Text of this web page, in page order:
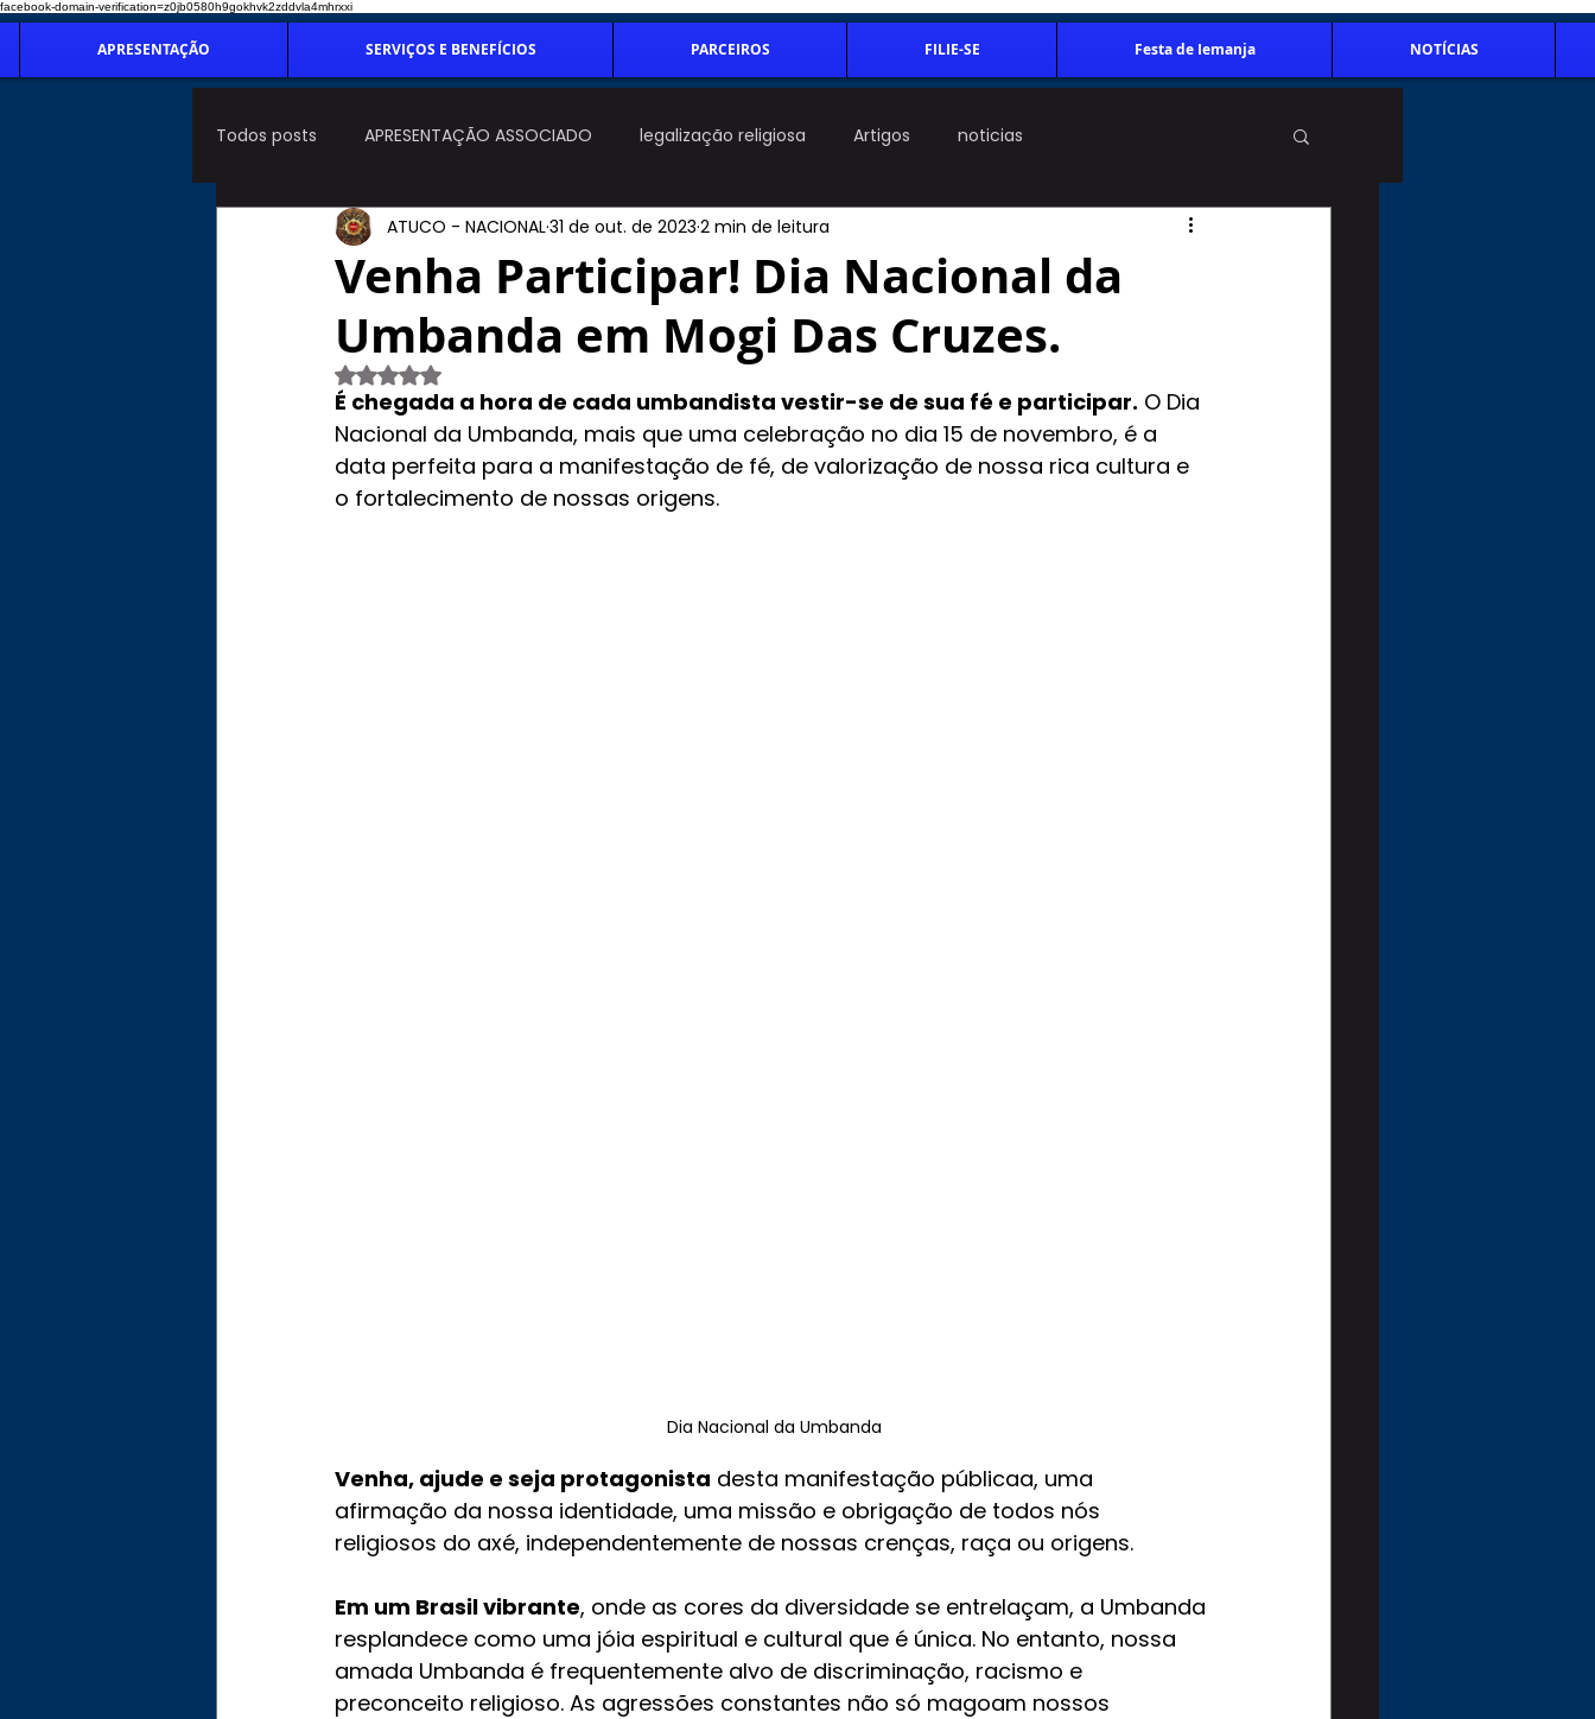
facebook-domain-verification=z0jb0580h9gokhvk2zddvla4mhrxxi
APRESENTAÇÃO SERVIÇOS E BENEFÍCIOS PARCEIROS FILIE-SE Festa de Iemanja NOTÍCIAS
Todos posts APRESENTAÇÃO ASSOCIADO legalização religiosa Artigos noticias
Venha Participar! Dia Nacional da
Umbanda em Mogi Das Cruzes.
ATUCO - NACIONAL31 de out. de 2023 2 min de leitura
Avaliado com NaN de 5 estrelas.
É chegada a hora de cada umbandista vestir-se de sua fé e participar. O Dia
Nacional da Umbanda, mais que uma celebração no dia 15 de novembro, é a
data perfeita para a manifestação de fé, de valorização de nossa rica cultura e
o fortalecimento de nossas origens.
Dia Nacional da Umbanda
Venha, ajude e seja protagonista desta manifestação públicaa, uma
afirmação da nossa identidade, uma missão e obrigação de todos nós
religiosos do axé, independentemente de nossas crenças, raça ou origens.
Em um Brasil vibrante, onde as cores da diversidade se entrelaçam, a Umbanda
resplandece como uma jóia espiritual e cultural que é única. No entanto, nossa
amada Umbanda é frequentemente alvo de discriminação, racismo e
preconceito religioso. As agressões constantes não só magoam nossos